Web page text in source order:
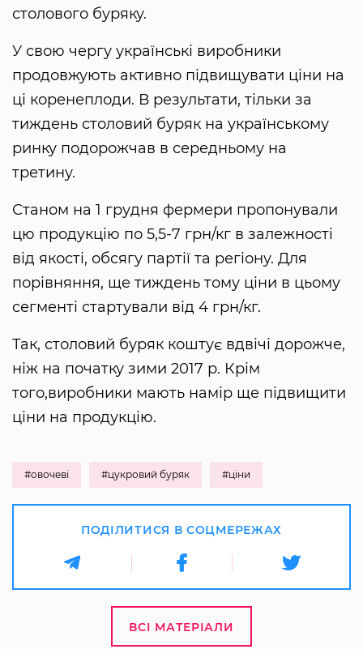
столового буряку.
У свою чергу українські виробники
продовжують активно підвищувати ціни на
ці коренеплоди. В результати, тільки за
тиждень столовий буряк на українському
ринку подорожчав в середньому на
третину.
Станом на 1 грудня фермери пропонували
цю продукцію по 5,5-7 грн/кг в залежності
від якості, обсягу партії та регіону. Для
порівняння, ще тиждень тому ціни в цьому
сегменті стартували від 4 грн/кг.
Так, столовий буряк коштує вдвічі дорожче,
ніж на початку зими 2017 р. Крім
того,виробники мають намір ще підвищити
ціни на продукцію.
#овочеві #цукровий буряк #ціни
ПОДІЛИТИСЯ В СОЦМЕРЕЖАХ
ВСІ МАТЕРІАЛИ